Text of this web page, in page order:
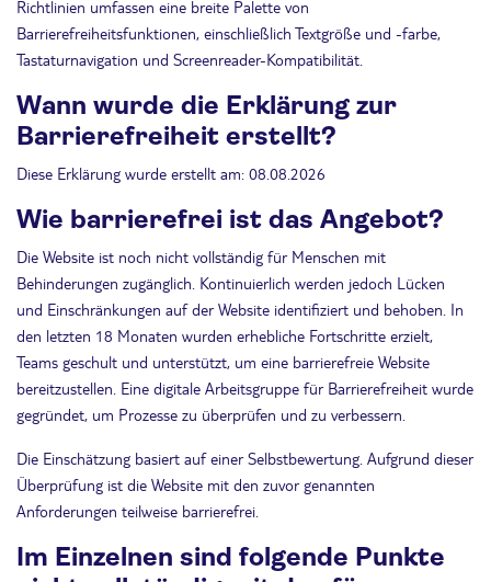
Richtlinien umfassen eine breite Palette von
Barrierefreiheitsfunktionen, einschließlich Textgröße und -farbe,
Tastaturnavigation und Screenreader-Kompatibilität.
Wann wurde die Erklärung zur
Barrierefreiheit erstellt?
Diese Erklärung wurde erstellt am: 08.08.2026
Wie barrierefrei ist das Angebot?
Die Website ist noch nicht vollständig für Menschen mit
Behinderungen zugänglich. Kontinuierlich werden jedoch Lücken
und Einschränkungen auf der Website identifiziert und behoben. In
den letzten 18 Monaten wurden erhebliche Fortschritte erzielt,
Teams geschult und unterstützt, um eine barrierefreie Website
bereitzustellen. Eine digitale Arbeitsgruppe für Barrierefreiheit wurde
gegründet, um Prozesse zu überprüfen und zu verbessern.
Die Einschätzung basiert auf einer Selbstbewertung. Aufgrund dieser
Überprüfung ist die Website mit den zuvor genannten
Anforderungen teilweise barrierefrei.
Im Einzelnen sind folgende Punkte